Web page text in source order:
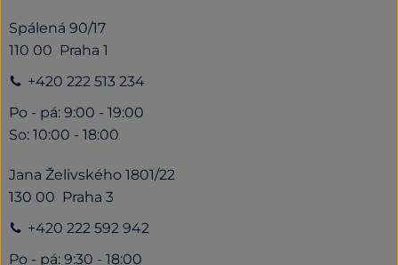
Spálená 90/17
110 00 Praha 1
+420 222 513 234
Po - pá: 9:00 - 19:00
So: 10:00 - 18:00
Jana Želivského 1801/22
130 00 Praha 3
+420 222 592 942
Po - pá: 9:30 - 18:00